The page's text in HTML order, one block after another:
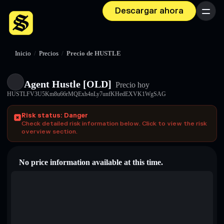
Descargar ahora Menú
Inicio / Precios / Precio de HUSTLE
Agent Hustle [OLD] Precio hoy
HUSTLFV3U5Km8u66rMQExh4nLy7unfKHedEXVK1WgSAG
Risk status: Danger
Check detailed risk information below. Click to view the risk
overview section.
No price information available at this time.